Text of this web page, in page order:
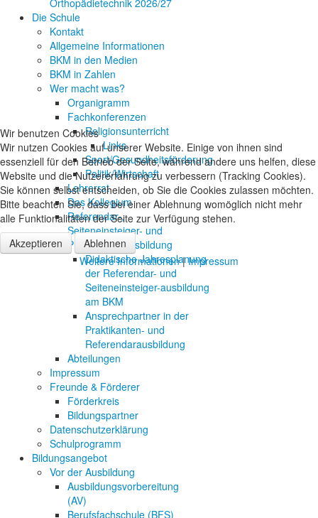
Die Schule
Kontakt
Allgemeine Informationen
BKM in den Medien
BKM in Zahlen
Wer macht was?
Organigramm
Fachkonferenzen
Religionsunterricht
Links
Sport/Gesundheitsförderung
Politik/Wirtschaft
Lehrerrat
Das Kollegium
Referendar-,
Seiteneinsteiger- und
Praktikantenausbildung
Didaktische Jahresplanung
der Referendar- und
Seiteneinsteiger-ausbildung
am BKM
Ansprechpartner in der
Praktikanten- und
Referendarausbildung
Abteilungen
Impressum
Freunde & Förderer
Förderkreis
Bildungspartner
Datenschutzerklärung
Schulprogramm
Bildungsangebot
Vor der Ausbildung
Ausbildungsvorbereitung
(AV)
Berufsfachschule (BFS)
Wir benutzen Cookies
Wir nutzen Cookies auf unserer Website. Einige von ihnen sind
essenziell für den Betrieb der Seite, während andere uns helfen, diese
Website und die Nutzererfahrung zu verbessern (Tracking Cookies).
Sie können selbst entscheiden, ob Sie die Cookies zulassen möchten.
Bitte beachten Sie, dass bei einer Ablehnung womöglich nicht mehr
alle Funktionalitäten der Seite zur Verfügung stehen.
Akzeptieren
Ablehnen
Weitere Informationen|Impressum